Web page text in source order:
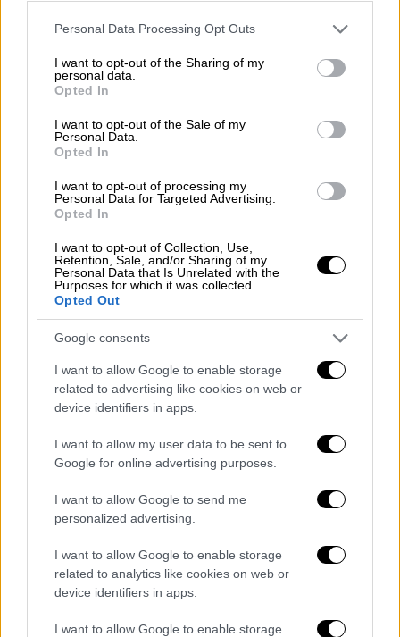
Please note that this website/app uses one or more Google
not limited to your visit or usage behaviour. You may click to
grant or deny consent to Google and its third-party tags to
use your data for below specified purposes in below Google
consent section.
Personal Data Processing Opt Outs
I want to opt-out of the Sharing of my
personal data.
Opted In
I want to opt-out of the Sale of my
Personal Data.
Opted In
I want to opt-out of processing my
Personal Data for Targeted Advertising.
Opted In
I want to opt-out of Collection, Use,
Retention, Sale, and/or Sharing of my
Personal Data that Is Unrelated with the
Purposes for which it was collected.
Opted Out
Google consents
I want to allow Google to enable storage
related to advertising like cookies on web or
device identifiers in apps.
I want to allow my user data to be sent to
Google for online advertising purposes.
I want to allow Google to send me
personalized advertising.
I want to allow Google to enable storage
related to analytics like cookies on web or
device identifiers in apps.
I want to allow Google to enable storage
δύσκολο να είσαι μαζί ομάδα για 14 ημέρες
όμως μέσα από την ομάδα βγήκαν έντονες
και όμορφες στιγμές συνεργασίας,
Περάσαμε από δύσκολες καιρικές συνθήκες.
Το πιο δύσκολο διήμερο ήταν 19-20
Αυγούστου που ανεβήκαμε στις Άλπεις στα
2.800 μέτρα υψόμετρο. Δεν είχαμε wifi και
συνεπώς δεν είχαμε άμεση επικοινωνία. Η
πιο όμορφη στιγμή ήταν όταν πατήσαμε
Ελλάδα. Δεν θα ξεχάσω ποτέ τη συγκινητική
συμπαράσταση ενός συμπατριώτη μας που
ήρθε από το Βέλγιο για να ποδηλατίσει μαζί
μας. Στα χωριά στην Ελλάδα οι ηλικιωμένοι
μας συμπαραστέκονταν. Στα Φάρσαλα
σταματήσαμε σε ένα περίπτερο και ο
78χρονος κύριος Γιάννης συγκινήθηκε, μας
πρόσφερε ότι θελήσαμε. Συγκινητικές
στιγμές. Τους ευχαριστούμε όλους. Τώρα
δοκιμασία μας. Θέλουμε να κάνουμε ένα
μικρό κίνημα και νομίζω πως η αρχή έγινε".